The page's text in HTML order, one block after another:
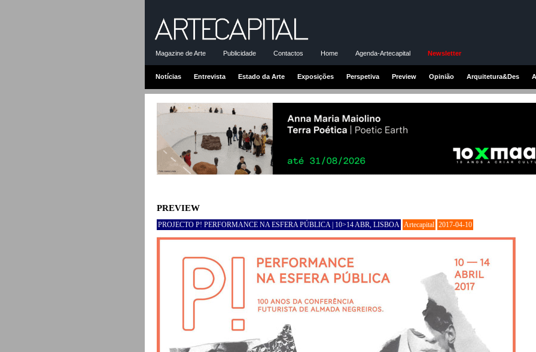
Magazine de Arte Publicidade Contactos Home Agenda-Artecapital Newsletter
Notícias Entrevista Estado da Arte Exposições Perspetiva Preview Opinião Arquitetura&Des
PREVIEW
PROJECTO P! PERFORMANCE NA ESFERA PÚBLICA | 10>14 ABR, LISBOA Artecapital 2017-04-10